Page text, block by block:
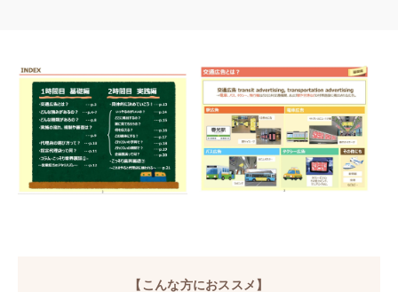
【こんな方におススメ】